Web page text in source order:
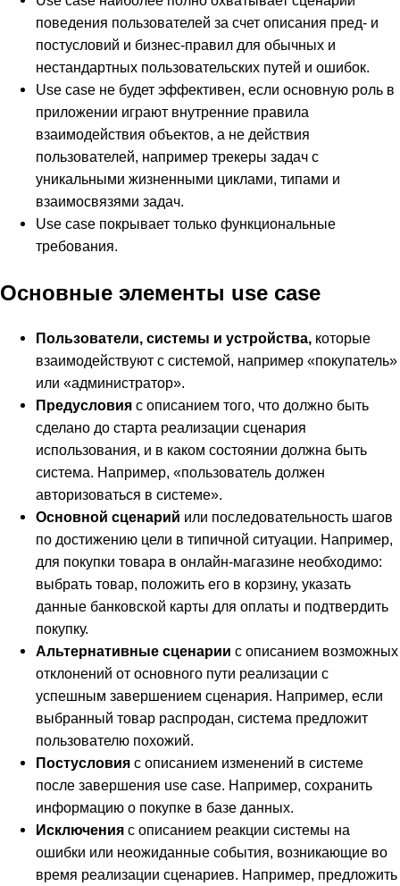
поведения пользователей за счет описания пред- и
постусловий и бизнес-правил для обычных и
нестандартных пользовательских путей и ошибок.
Use case не будет эффективен, если основную роль в
приложении играют внутренние правила
взаимодействия объектов, а не действия
пользователей, например трекеры задач с
уникальными жизненными циклами, типами и
взаимосвязями задач.
Use case покрывает только функциональные
требования.
Основные элементы use case
Пользователи, системы и устройства, которые
взаимодействуют с системой, например «покупатель»
или «администратор».
Предусловия с описанием того, что должно быть
сделано до старта реализации сценария
использования, и в каком состоянии должна быть
система. Например, «пользователь должен
авторизоваться в системе».
Основной сценарий или последовательность шагов
по достижению цели в типичной ситуации. Например,
для покупки товара в онлайн-магазине необходимо:
выбрать товар, положить его в корзину, указать
данные банковской карты для оплаты и подтвердить
покупку.
Альтернативные сценарии с описанием возможных
отклонений от основного пути реализации с
успешным завершением сценария. Например, если
выбранный товар распродан, система предложит
пользователю похожий.
Постусловия с описанием изменений в системе
после завершения use case. Например, сохранить
информацию о покупке в базе данных.
Исключения с описанием реакции системы на
ошибки или неожиданные события, возникающие во
время реализации сценариев. Например, предложить